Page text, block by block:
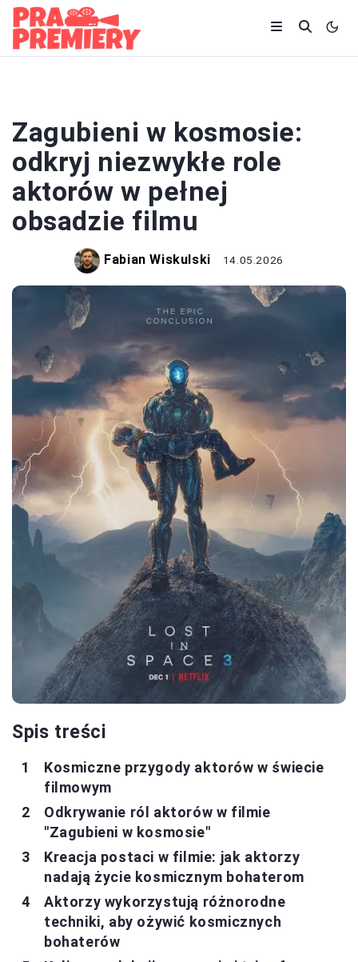
Zagubieni w kosmosie:
odkryj niezwykłe role
aktorów w pełnej
obsadzie filmu
Fabian Wiskulski 14.05.2026
Spis treści
Kosmiczne przygody aktorów w świecie
filmowym
Odkrywanie ról aktorów w filmie
"Zagubieni w kosmosie"
Kreacja postaci w filmie: jak aktorzy
nadają życie kosmicznym bohaterom
Aktorzy wykorzystują różnorodne
techniki, aby ożywić kosmicznych
bohaterów